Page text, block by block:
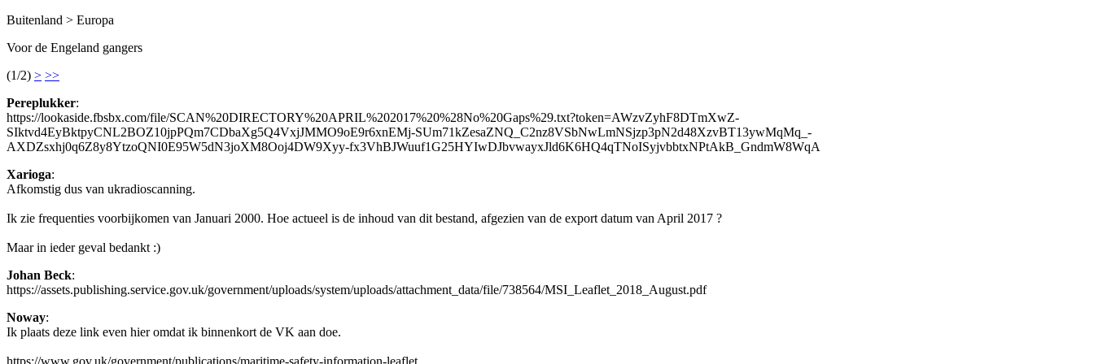
Buitenland > Europa
Voor de Engeland gangers
(1/2) > >>
Pereplukker:
https://lookaside.fbsbx.com/file/SCAN%20DIRECTORY%20APRIL%202017%20%28No%20Gaps%29.txt?token=AWzvZyhF8DTmXwZ-
SIktvd4EyBktpyCNL2BOZ10jpPQm7CDbaXg5Q4VxjJMMO9oE9r6xnEMj-SUm71kZesaZNQ_C2nz8VSbNwLmNSjzp3pN2d48XzvBT13ywMqMq_-
AXDZsxhj0q6Z8y8YtzoQNI0E95W5dN3joXM8Ooj4DW9Xyy-fx3VhBJWuuf1G25HYIwDJbvwayxJld6K6HQ4qTNoISyjvbbtxNPtAkB_GndmW8WqA
Xarioga:
Afkomstig dus van ukradioscanning.
Ik zie frequenties voorbijkomen van Januari 2000. Hoe actueel is de inhoud van dit bestand, afgezien van de export datum van April 2017 ?
Maar in ieder geval bedankt :)
Johan Beck:
https://assets.publishing.service.gov.uk/government/uploads/system/uploads/attachment_data/file/738564/MSI_Leaflet_2018_August.pdf
Noway:
Ik plaats deze link even hier omdat ik binnenkort de VK aan doe.
https://www.gov.uk/government/publications/maritime-safety-information-leaflet